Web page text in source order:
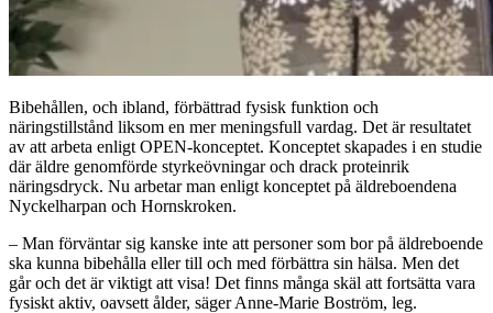
Bibehållen, och ibland, förbättrad fysisk funktion och
näringstillstånd liksom en mer meningsfull vardag. Det är resultatet
av att arbeta enligt OPEN-konceptet. Konceptet skapades i en studie
där äldre genomförde styrkeövningar och drack proteinrik
näringsdryck. Nu arbetar man enligt konceptet på äldreboendena
Nyckelharpan och Hornskroken.
– Man förväntar sig kanske inte att personer som bor på äldreboende
ska kunna bibehålla eller till och med förbättra sin hälsa. Men det
går och det är viktigt att visa! Det finns många skäl att fortsätta vara
fysiskt aktiv, oavsett ålder, säger Anne-Marie Boström, leg.